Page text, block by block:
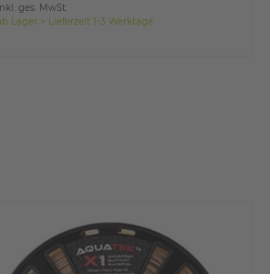
ges. MwSt.
Lager > Lieferzeit 1-3 Werktage